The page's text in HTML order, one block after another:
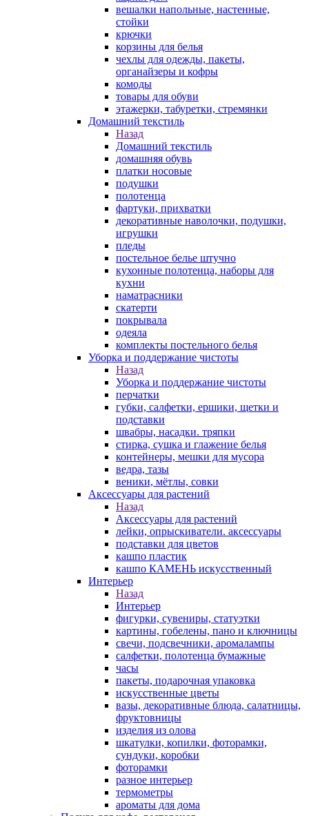
вешалки напольные, настенные,
стойки
крючки
корзины для белья
чехлы для одежды, пакеты,
органайзеры и кофры
комоды
товары для обуви
этажерки, табуретки, стремянки
Домашний текстиль
Назад
Домашний текстиль
домашняя обувь
платки носовые
подушки
полотенца
фартуки, прихватки
декоративные наволочки, подушки,
игрушки
пледы
постельное белье штучно
кухонные полотенца, наборы для
кухни
наматрасники
скатерти
покрывала
одеяла
комплекты постельного белья
Уборка и поддержание чистоты
Назад
Уборка и поддержание чистоты
перчатки
губки, салфетки, ершики, щетки и
подставки
швабры, насадки. тряпки
стирка, сушка и глажение белья
контейнеры, мешки для мусора
ведра, тазы
веники, мётлы, совки
Аксессуары для растений
Назад
Аксессуары для растений
лейки, опрыскиватели. аксессуары
подставки для цветов
кашпо пластик
кашпо КАМЕНЬ искусственный
Интерьер
Назад
Интерьер
фигурки, сувениры, статуэтки
картины, гобелены, пано и ключницы
свечи, подсвечники, аромалампы
салфетки, полотенца бумажные
часы
пакеты, подарочная упаковка
искусственные цветы
вазы, декоративные блюда, салатницы,
фруктовницы
изделия из олова
шкатулки, копилки, фоторамки,
сундуки, коробки
фоторамки
разное интерьер
термометры
ароматы для дома